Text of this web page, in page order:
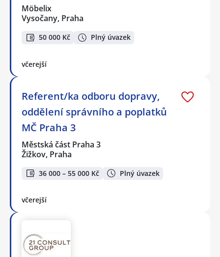
Möbelix
Vysočany, Praha
50 000 Kč Plný úvazek
včerejší
Referent/ka odboru dopravy,
oddělení správního a poplatků
MČ Praha 3
Městská část Praha 3
Žižkov, Praha
36 000 – 55 000 Kč Plný úvazek
včerejší